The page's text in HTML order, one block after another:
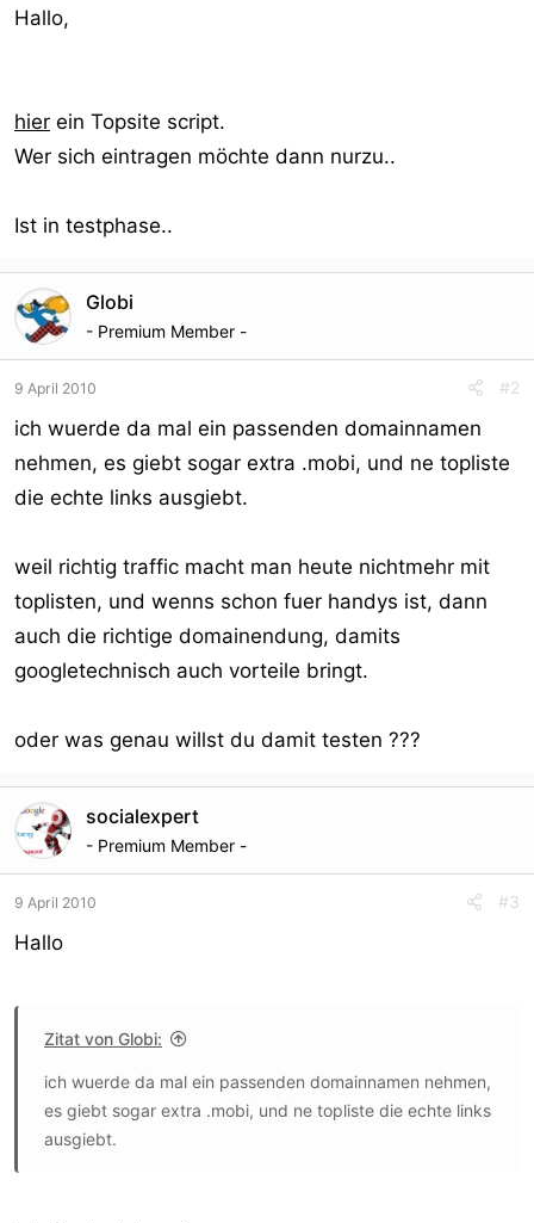
t
r
Hallo,
hier ein Topsite script.
Wer sich eintragen möchte dann nurzu..
Ist in testphase..
Globi
- Premium Member -
9 April 2010 #2
ich wuerde da mal ein passenden domainnamen
nehmen, es giebt sogar extra .mobi, und ne topliste
die echte links ausgiebt.
weil richtig traffic macht man heute nichtmehr mit
toplisten, und wenns schon fuer handys ist, dann
auch die richtige domainendung, damits
googletechnisch auch vorteile bringt.
oder was genau willst du damit testen ???
socialexpert
- Premium Member -
9 April 2010 #3
Hallo
Zitat von Globi:
ich wuerde da mal ein passenden domainnamen nehmen,
es giebt sogar extra .mobi, und ne topliste die echte links
ausgiebt.